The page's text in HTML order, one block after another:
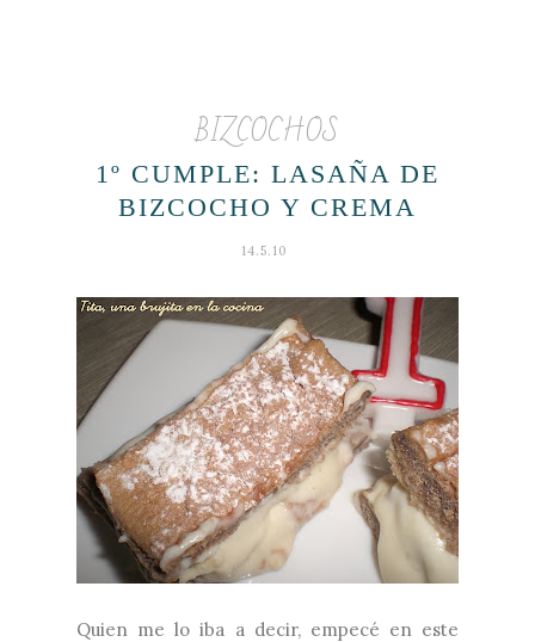
BIZCOCHOS
1º CUMPLE: LASAÑA DE
BIZCOCHO Y CREMA
14.5.10
Quien me lo iba a decir, empecé en este